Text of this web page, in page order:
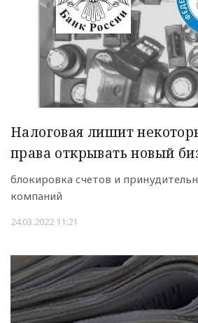
Налоговая лишит
права открывать новый
блокировка счетов и
компаний
24.03.2022 11:21